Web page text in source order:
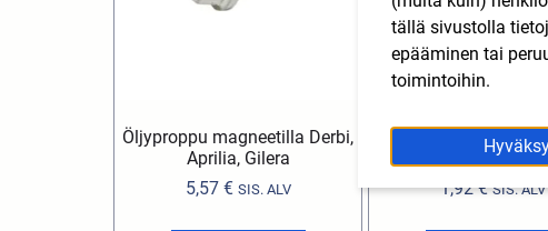
Öljyproppu magneetilla Derbi,
Aprilia, Gilera
5,57 € SIS. ALV
Kytkinkeskiön
Derbi, Aprilia,
1,92€ SIS. ALV
tällä sivustolla
epääminen tai
toimintoihin.